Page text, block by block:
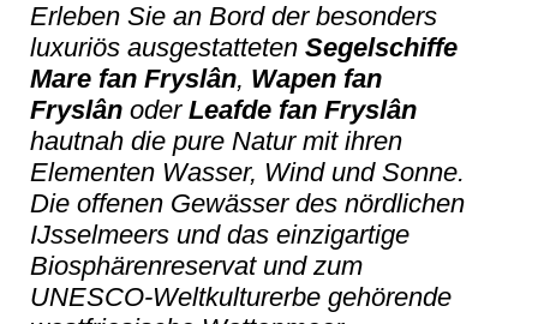
Erleben Sie an Bord der besonders
luxuriös ausgestatteten Segelschiffe
Mare fan Fryslân, Wapen fan
Fryslân oder Leafde fan Fryslân
hautnah die pure Natur mit ihren
Elementen Wasser, Wind und Sonne.
Die offenen Gewässer des nördlichen
IJsselmeers und das einzigartige
Biosphärenreservat und zum
UNESCO-Weltkulturerbe gehörende